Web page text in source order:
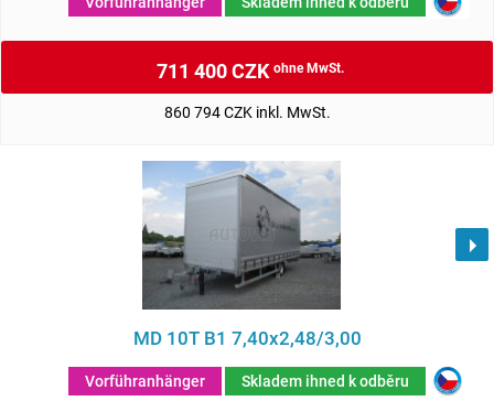
711 400 CZKohne MwSt.
860 794 CZK inkl. MwSt.
MD 10T B1 7,40x2,48/3,00
Vorführanhänger Skladem ihned k odběru